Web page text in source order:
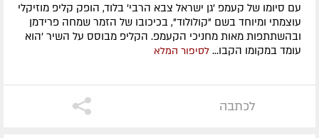
עם סיומו של קעמפ 'גן ישראל צבא הרבי' בלוד, הופק קליפ מוזיקלי
עוצמתי ומיוחד בשם "קולולוד", בכיכובו של הזמר שמחה פרידמן
ובהשתתפות מאות מחניכי הקעמפ. הקליפ מבוסס על השיר 'הוא
עומד במקומו הקבו... לסיפור המלא
לכתבה